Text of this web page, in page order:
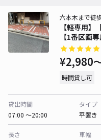
【軽専用
【1番区画専
六本木まで徒
¥2,980
時間貸し可
貸出時間
07:00 〜20:00
タイプ
平置き
長さ
車幅